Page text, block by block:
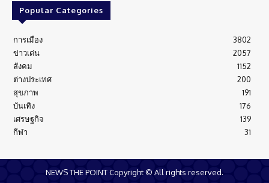
Popular Categories
การเมือง
3802
ข่าวเด่น
2057
สังคม
1152
ต่างประเทศ
200
สุขภาพ
191
บันเทิง
176
เศรษฐกิจ
139
กีฬา
31
NEWS THE POINT Copyright © All rights reserved.